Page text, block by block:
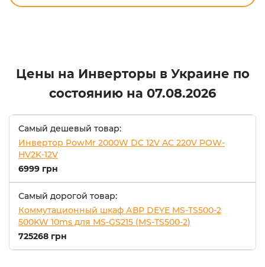
Цены на Инверторы в Украине по
состоянию на 07.08.2026
Самый дешевый товар:
Инвертор PowMr 2000W DC 12V AC 220V POW-
HV2K-12V
6999 грн
Самый дорогой товар:
Коммутационный шкаф АВР DEYE MS-TS500-2
500KW 10ms для MS-GS215 (MS-TS500-2)
725268 грн